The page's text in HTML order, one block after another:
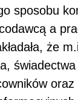
sposobu
a
że
oraz